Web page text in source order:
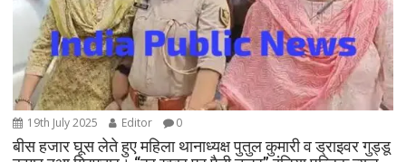
19th July 2025 Editor 0
बीस हजार घूस लेते हुए महिला थानाध्यक्ष पुतुल कुमारी व ड्राइवर गुड्डू